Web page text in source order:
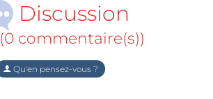
Discussion
(0 commentaire(s))
Qu'en pensez-vous ?